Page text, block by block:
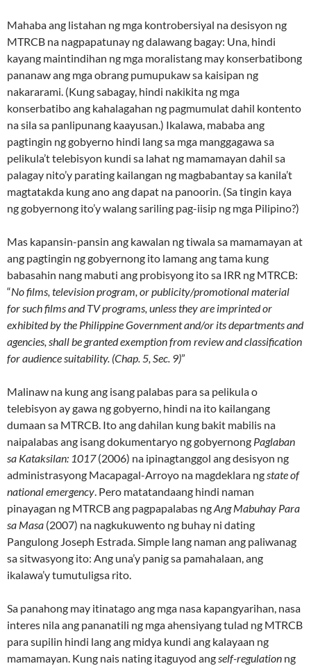
Mahaba ang listahan ng mga kontrobersiyal na desisyon ng
MTRCB na nagpapatunay ng dalawang bagay: Una, hindi
kayang maintindihan ng mga moralistang may konserbatibong
pananaw ang mga obrang pumupukaw sa kaisipan ng
nakararami. (Kung sabagay, hindi nakikita ng mga
konserbatibo ang kahalagahan ng pagmumulat dahil kontento
na sila sa panlipunang kaayusan.) Ikalawa, mababa ang
pagtingin ng gobyerno hindi lang sa mga manggagawa sa
pelikula’t telebisyon kundi sa lahat ng mamamayan dahil sa
palagay nito’y parating kailangan ng magbabantay sa kanila’t
magtatakda kung ano ang dapat na panoorin. (Sa tingin kaya
ng gobyernong ito’y walang sariling pag-iisip ng mga Pilipino?)
Mas kapansin-pansin ang kawalan ng tiwala sa mamamayan at
ang pagtingin ng gobyernong ito lamang ang tama kung
babasahin nang mabuti ang probisyong ito sa IRR ng MTRCB:
“No films, television program, or publicity/promotional material
for such films and TV programs, unless they are imprinted or
exhibited by the Philippine Government and/or its departments and
agencies, shall be granted exemption from review and classification
for audience suitability. (Chap. 5, Sec. 9)”
Malinaw na kung ang isang palabas para sa pelikula o
telebisyon ay gawa ng gobyerno, hindi na ito kailangang
dumaan sa MTRCB. Ito ang dahilan kung bakit mabilis na
naipalabas ang isang dokumentaryo ng gobyernong Paglaban
sa Kataksilan: 1017(2006) na ipinagtanggol ang desisyon ng
administrasyong Macapagal-Arroyo na magdeklara ngstate of
national emergency. Pero matatandaang hindi naman
pinayagan ng MTRCB ang pagpapalabas ngAng Mabuhay Para
sa Masa (2007) na nagkukuwento ng buhay ni dating
Pangulong Joseph Estrada. Simple lang naman ang paliwanag
sa sitwasyong ito: Ang una’y panig sa pamahalaan, ang
ikalawa’y tumutuligsa rito.
Sa panahong may itinatago ang mga nasa kapangyarihan, nasa
interes nila ang pananatili ng mga ahensiyang tulad ng MTRCB
para supilin hindi lang ang midya kundi ang kalayaan ng
mamamayan. Kung nais nating itaguyod angself-regulation ng